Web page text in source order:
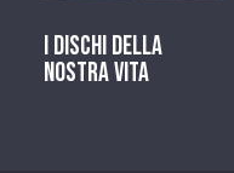
I dischi della
nostra vita